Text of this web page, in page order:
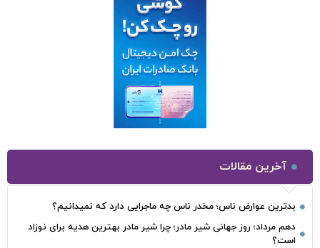
آخرین مقالات
بدترین عوارض ناس؛ مخدر ناس چه ماجرایی دارد که نمیدانیم؟
دهم مرداد؛ روز جهانی شیر مادر؛ چرا شیر مادر بهترین هدیه برای نوزاد
است؟